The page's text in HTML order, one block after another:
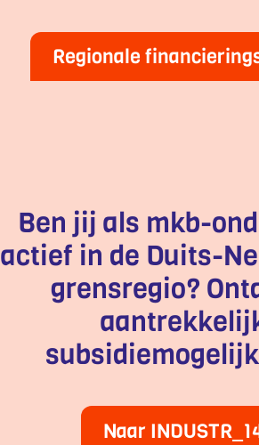
Regionale
Ben jij als mkb-
actief in de Duits-
grensregio?
Naar